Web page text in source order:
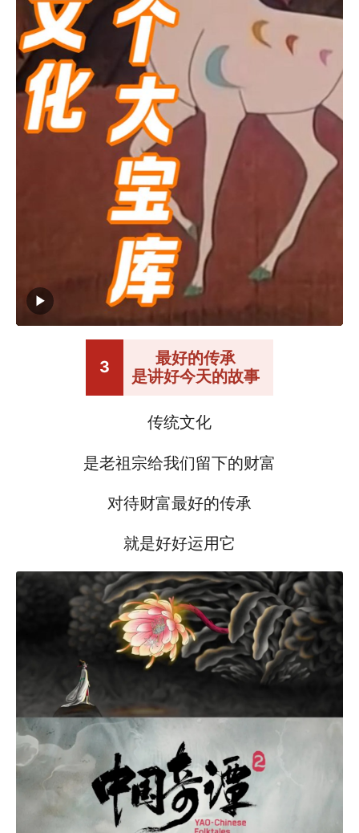
3
最好的传承
是讲好今天的故事
传统文化
是老祖宗给我们留下的财富
对待财富最好的传承
就是好好运用它